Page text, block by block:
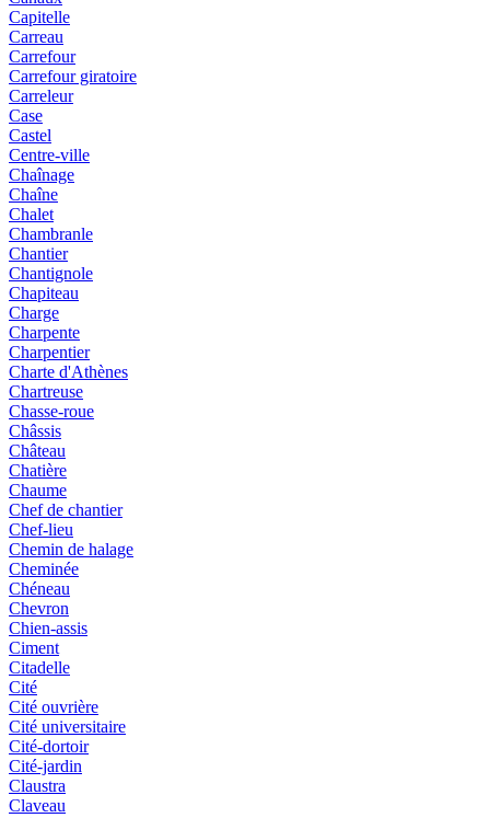
Capitelle
Carreau
Carrefour
Carrefour giratoire
Carreleur
Case
Castel
Centre-ville
Chaînage
Chaîne
Chalet
Chambranle
Chantier
Chantignole
Chapiteau
Charge
Charpente
Charpentier
Charte d'Athènes
Chartreuse
Chasse-roue
Châssis
Château
Chatière
Chaume
Chef de chantier
Chef-lieu
Chemin de halage
Cheminée
Chéneau
Chevron
Chien-assis
Ciment
Citadelle
Cité
Cité ouvrière
Cité universitaire
Cité-dortoir
Cité-jardin
Claustra
Claveau